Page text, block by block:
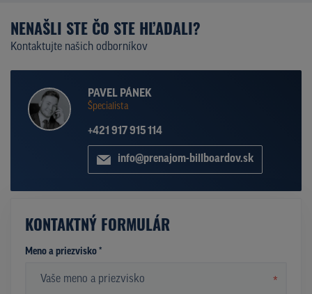
NENAŠLI STE ČO STE HĽADALI?
Kontaktujte našich odborníkov
PAVEL PÁNEK
Špecialista
+421 917 915 114
info@prenajom-billboardov.sk
KONTAKTNÝ FORMULÁR
Meno a priezvisko *
*